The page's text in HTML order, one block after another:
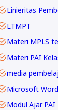
LTMPT
Microsoft Word